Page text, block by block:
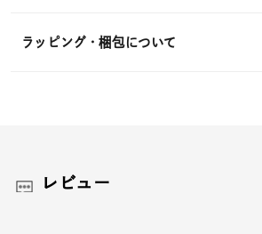
ラッピング・梱包について
レビュー